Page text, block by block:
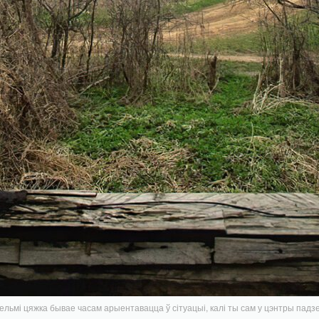
цяжка бывае часам арыентавацца ў сітуацыі, калі ты сам у цэнтры